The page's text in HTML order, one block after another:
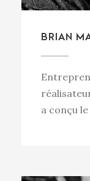
BRIAN
a conçu